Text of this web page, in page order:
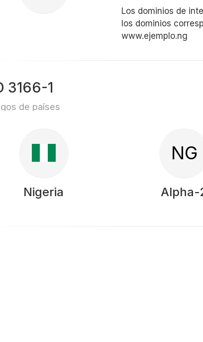
Los dominios de
los dominios
www.ejemplo.ng
3166-1
de países
Nigeria
NG
Alpha-